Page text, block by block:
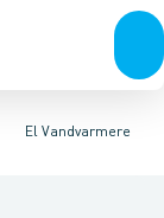
& ventilerAfløb
& tilbehør
El Vandvarmere
til